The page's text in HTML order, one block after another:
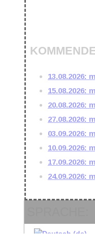
13.08.2026:
15.08.2026:
20.08.2026:
27.08.2026:
03.09.2026:
10.09.2026:
17.09.2026:
24.09.2026: